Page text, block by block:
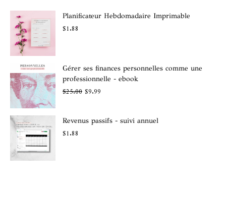
Planificateur Hebdomadaire Imprimable
$1.88
Gérer ses finances personnelles comme une
professionnelle - ebook
$25.00 $9.99
Revenus passifs - suivi annuel
$1.88